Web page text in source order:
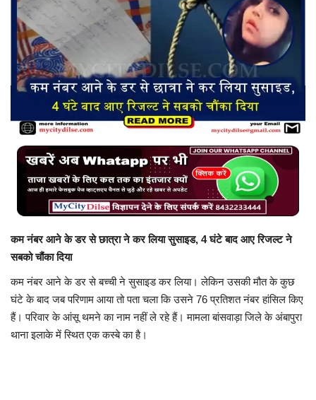
धर्म
बिजनेस
टेक ज्ञान
Language
English
कम नंबर आने के डर से छात्रा ने कर लिया सुसाइड, 4 घंटे बाद आए रिजल्ट ने
सबको चौंका दिया
कम नंबर आने के डर से बच्ची ने सुसाइड कर लिया। लेकिन उसकी मौत के कुछ
घंटे के बाद जब परिणाम आया तो पता चला कि उसने 76 प्रतिशत नंबर हांसिल किए
हैं। परिवार के आंसू थमने का नाम नहीं ले रहे हैं। मामला बांसवाड़ा जिले के अंबापुरा
थाना इलाके में स्थित एक कस्बे का है।